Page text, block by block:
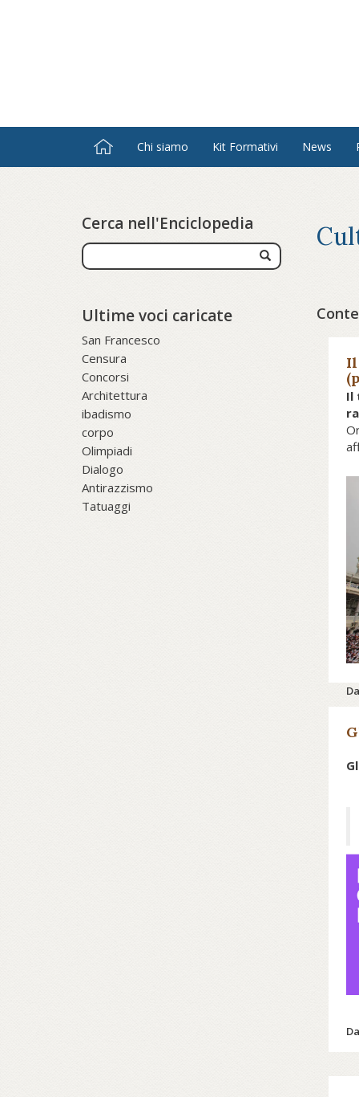
Chi siamo Kit Formativi News
Cerca nell'Enciclopedia
Ultime voci caricate
San Francesco
Censura
Concorsi
Architettura
ibadismo
corpo
Olimpiadi
Dialogo
Antirazzismo
Tatuaggi
Il
Il